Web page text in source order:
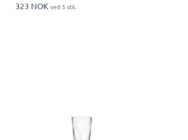
323 NOK ved 5 stk.